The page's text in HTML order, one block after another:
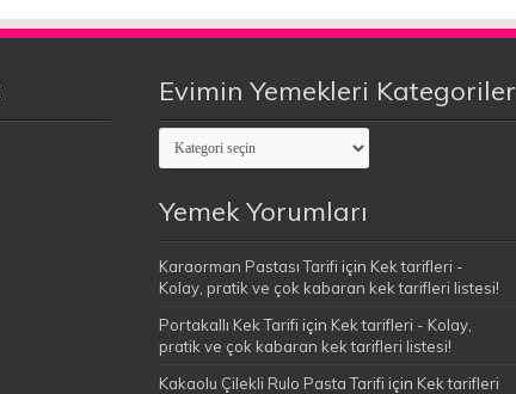
Evimin Yemekleri Kategoriler
Evimin
Yemekleri
Kategoriler
Yemek Yorumları
Karaorman Pastası Tarifi için Kek tarifleri -
Kolay, pratik ve çok kabaran kek tarifleri listesi!
Portakallı Kek Tarifi için Kek tarifleri - Kolay,
pratik ve çok kabaran kek tarifleri listesi!
Kakaolu Çilekli Rulo Pasta Tarifi için Kek tarifleri